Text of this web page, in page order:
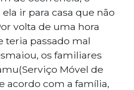
ir para casa que não
volta de uma hora
teria passado mal
os familiares
Móvel de
acordo com a família,